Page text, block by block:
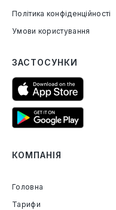
Політика конфіденційності
Умови користування
ЗАСТОСУНКИ
КОМПАНІЯ
Головна
Тарифи